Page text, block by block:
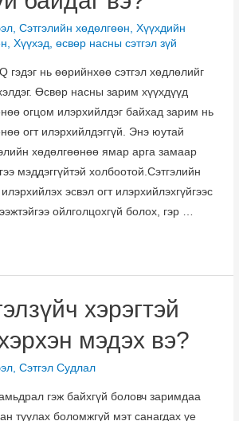
,Сэтгэлийн хөдөлгөөн,Хүүхдийн
,Хүүхэд, өсвөр насны сэтгэл зүй
нь өөрийнхөө сэтгэл хөдлөлийг
Өсвөр насны зарим хүүхдүүд
огцом илэрхийлдэг байхад зарим нь
огт илэрхийлдэггүй. Энэ юутай
хөдөлгөөнөө ямар арга замаар
мэддэггүйтэй холбоотой.Сэтгэлийн
эсвэл огт илэрхийлэхгүйгээс
ойлголцохгүй болох, гэр …
хэрэгтэй
мэдэх вэ?
,Сэтгэл Судлал
гэж байхгүй боловч заримдаа
туулах боломжгүй мэт санагдах үе